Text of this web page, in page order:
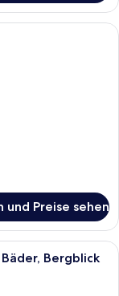
mit Bett,
und Preise sehen
Wohnzimmer mit
Bergblick